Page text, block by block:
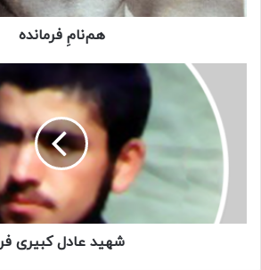
هم‌نامِ فرمانده
شهید عادل کبیری فر